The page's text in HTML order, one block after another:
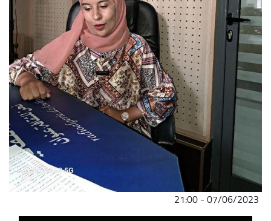
07/06/2023 - 21:00